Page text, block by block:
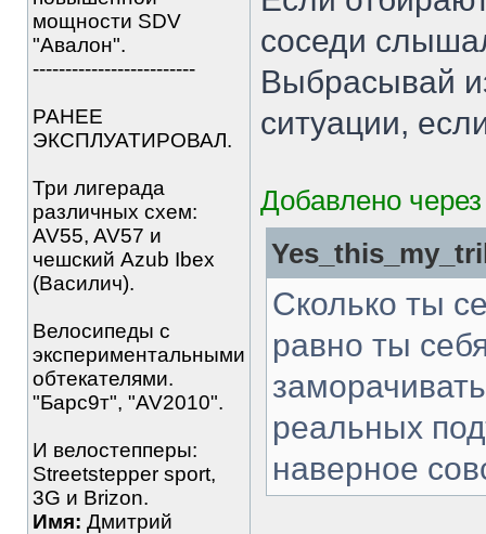
мощности SDV
"Авалон".
-------------------------
РАНЕЕ
ЭКСПЛУАТИРОВАЛ.
Три лигерада
различных схем:
AV55, AV57 и
чешский Azub Ibex
(Василич).
Велосипеды с
экспериментальными
обтекателями.
"Барс9т", "AV2010".
И велостепперы:
Streetstepper sport,
3G и Brizon.
Имя: Дмитрий
соседи
Выбрасывай
ситуации,
Добавлено
Сколько ты
равно ты
реальных
наверное